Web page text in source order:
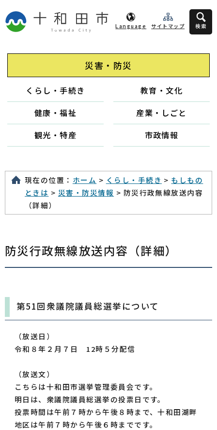
Language サイトマップ 検索
災害・防災
くらし・手続き
教育・文化
健康・福祉
産業・しごと
観光・特産
市政情報
現在の位置： ホーム > くらし・手続き > もしもの
ときは > 災害・防災情報 > 防災行政無線放送内容
（詳細）
防災行政無線放送内容（詳細）
第51回衆議院議員総選挙について
（放送日）
令和８年２月７日 12時５分配信
（放送文）
こちらは十和田市選挙管理委員会です。
明日は、衆議院議員総選挙の投票日です。
投票時間は午前７時から午後８時まで、十和田湖畔
地区は午前７時から午後６時までです。